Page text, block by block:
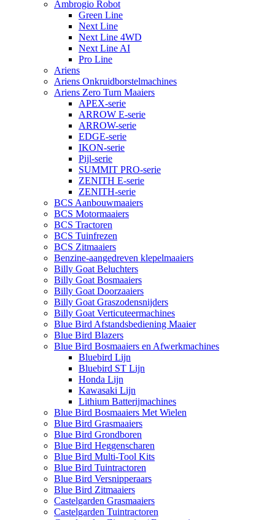
Ambrogio Robot
Green Line
Next Line
Next Line 4WD
Next Line AI
Pro Line
Ariens
Ariens Onkruidborstelmachines
Ariens Zero Turn Maaiers
APEX-serie
ARROW E-serie
ARROW-serie
EDGE-serie
IKON-serie
Pijl-serie
SUMMIT PRO-serie
ZENITH E-serie
ZENITH-serie
BCS Aanbouwmaaiers
BCS Motormaaiers
BCS Tractoren
BCS Tuinfrezen
BCS Zitmaaiers
Benzine-aangedreven klepelmaaiers
Billy Goat Beluchters
Billy Goat Bosmaaiers
Billy Goat Doorzaaiers
Billy Goat Graszodensnijders
Billy Goat Verticuteermachines
Blue Bird Afstandsbediening Maaier
Blue Bird Blazers
Blue Bird Bosmaaiers en Afwerkmachines
Bluebird Lijn
Bluebird ST Lijn
Honda Lijn
Kawasaki Lijn
Lithium Batterijmachines
Blue Bird Bosmaaiers Met Wielen
Blue Bird Grasmaaiers
Blue Bird Grondboren
Blue Bird Heggenscharen
Blue Bird Multi-Tool Kits
Blue Bird Tuintractoren
Blue Bird Versnipperaars
Blue Bird Zitmaaiers
Castelgarden Grasmaaiers
Castelgarden Tuintractoren